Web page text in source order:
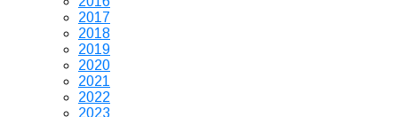
2017
2018
2019
2020
2021
2022
2023